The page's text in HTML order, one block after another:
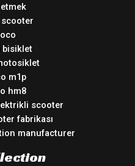
m1p
hm8
scooter
fabrikası
manufacturer